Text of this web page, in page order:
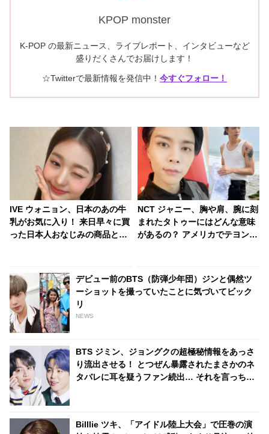
KPOP monster
K-POP の最新ニュース、ライブレポート、インタビューなど
盛りだくさんでお届けします！
☆Twitterで最新情報を発信中！ 今すぐフォロー！
IVE ウォニョン、日本のあの牛
乳がお気に入り！ 来日早々に買
った日本人おなじみの商品と
ェック
NCT ジャニー、胸や肩、腕に刻
まれたタトゥーにはどんな意味
があるの？ アメリカでテヨン、
デビュー前のBTS（防弾少年団）ジンと偶然ツ
ーショットを撮っていたことに気づいてビック
リ
NEWS
BTS ジミン、ジョングクの超極秘情報をあっさ
り流出させる！ とつぜん暴露されたまさかのネ
タバレに耳を疑うファン続出… それを言っちゃ
Billlie ツキ、「アイドル陸上大会」で圧巻の演